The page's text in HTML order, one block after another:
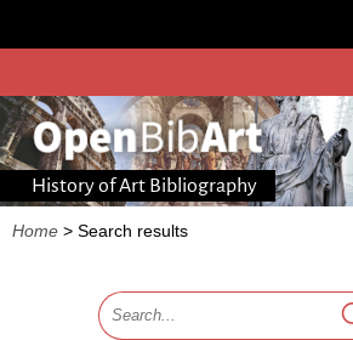
History of Art Bibliography
Home > Search results